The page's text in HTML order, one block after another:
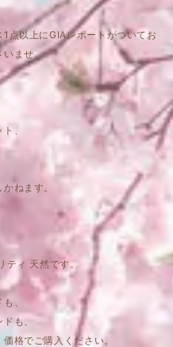
点以上にGIAレポートがついてお
いませ。
、
ねます。
ィ 天然です。
、
も、
格でご購入ください。